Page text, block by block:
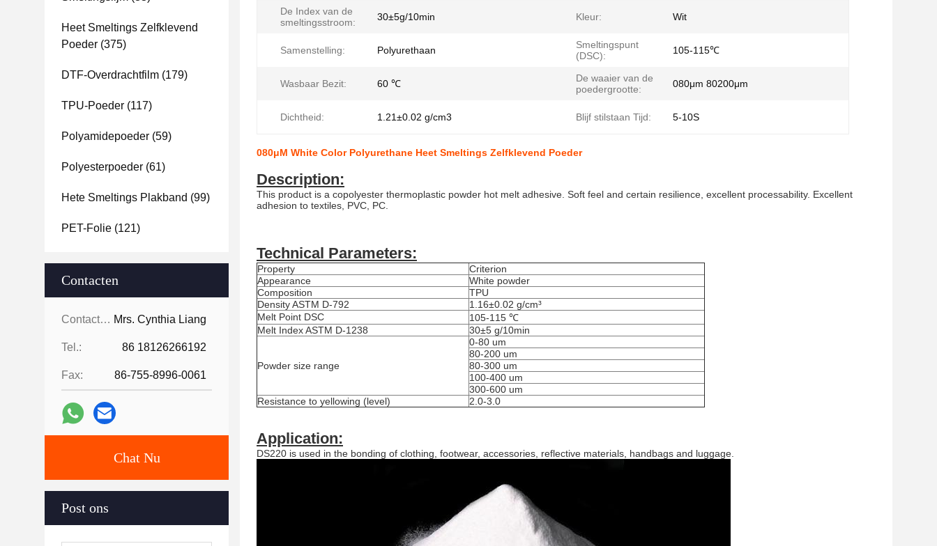
Heet Smeltings Zelfklevend
Poeder (375)
DTF-Overdrachtfilm (179)
TPU-Poeder (117)
Polyamidepoeder (59)
Polyesterpoeder (61)
Hete Smeltings Plakband (99)
PET-Folie (121)
Contacten
Contacten: Mrs. Cynthia Liang
Tel.: 86 18126266192
Fax: 86-755-8996-0061
Chat Nu
Post ons
De Index van de
smeltingsstroom:
30±5g/10min Kleur: Wit
Samenstelling: Polyurethaan
Smeltingspunt
(DSC):
105-115℃
Wasbaar Bezit: 60 ℃
De waaier van de
poedergrootte:
080μm 80200μm
Dichtheid: 1.21±0.02 g/cm3 Blijf stilstaan Tijd: 5-10S
080μM White Color Polyurethane Heet Smeltings Zelfklevend Poeder
Description:
This product is a copolyester thermoplastic powder hot melt adhesive. Soft feel and certain resilience, excellent processability. Excellent
adhesion to textiles, PVC, PC.
Technical Parameters:
Property
Criterion
Appearance
White powder
Composition
TPU
Density ASTM D-792
1.16±0.02 g/cm³
Melt Point DSC
105-115 ℃
Melt Index ASTM D-1238
30±5 g/10min
Powder size range
0-80 um
80-200 um
80-300 um
100-400 um
300-600 um
Resistance to yellowing (level)
2.0-3.0
Application:
DS220 is used in the bonding of clothing, footwear, accessories, reflective materials, handbags and luggage.